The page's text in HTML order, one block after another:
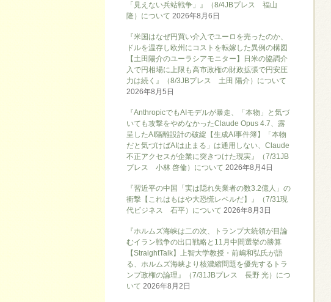
「見えない兵站戦争」』（8/4JBプレス 福山
隆）について 2026年8月6日
『米国はなぜ円買い介入でユーロを売ったのか、
ドルを温存し欧州にコストを転嫁した異例の構図
【土田陽介のユーラシアモニター】日米の協調介
入で円相場に上限も高市政権の財政拡張で円安圧
力は続く』（8/3JBプレス 土田 陽介）について
2026年8月5日
『AnthropicでもAIモデルが暴走、「本物」と気づ
いても攻撃をやめなかったClaude Opus 4.7、露
呈したAI隔離設計の破綻【生成AI事件簿】「本物
だと気づけばAIは止まる」は通用しない、Claude
不正アクセスが企業に突きつけた現実』（7/31JB
プレス 小林 啓倫）について 2026年8月4日
『習近平の中国「実は隠れ失業者の数3.2億人」の
衝撃【これはもはや大恐慌レベルだ】』（7/31現
代ビジネス 石平）について 2026年8月3日
『ホルムズ海峡は二の次、トランプ大統領が目論
むイラン戦争の出口戦略と11月中間選挙の勝算
【StraightTalk】上智大学教授・前嶋和弘氏が語
る、ホルムズ海峡より核濃縮問題を優先するトラ
ンプ政権の論理』（7/31JBプレス 長野 光）につ
いて 2026年8月2日